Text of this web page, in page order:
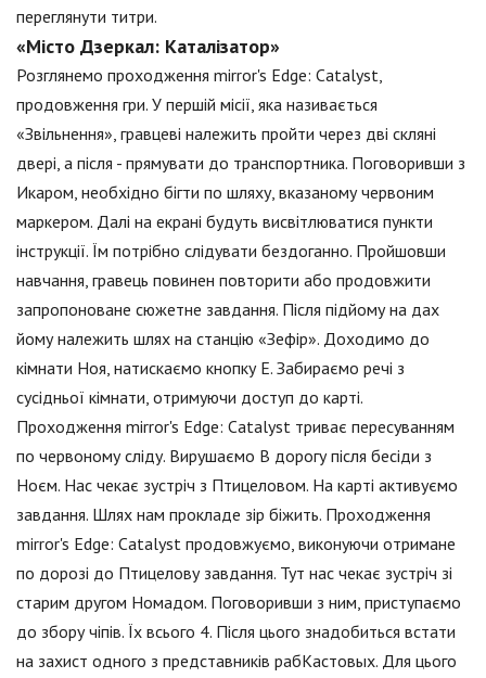
переглянути титри.
«Місто Дзеркал: Каталізатор»
Розглянемо проходження mirror's Edge: Catalyst,
продовження гри. У першій місії, яка називається
«Звільнення», гравцеві належить пройти через дві скляні
двері, а після - прямувати до транспортника. Поговоривши з
Икаром, необхідно бігти по шляху, вказаному червоним
маркером. Далі на екрані будуть висвітлюватися пункти
інструкції. Їм потрібно слідувати бездоганно. Пройшовши
навчання, гравець повинен повторити або продовжити
запропоноване сюжетне завдання. Після підйому на дах
йому належить шлях на станцію «Зефір». Доходимо до
кімнати Ноя, натискаємо кнопку Е. Забираємо речі з
сусідньої кімнати, отримуючи доступ до карті.
Проходження mirror's Edge: Catalyst триває пересуванням
по червоному сліду. Вирушаємо В дорогу після бесіди з
Ноєм. Нас чекає зустріч з Птицеловом. На карті активуємо
завдання. Шлях нам прокладе зір біжить. Проходження
mirror's Edge: Catalyst продовжуємо, виконуючи отримане
по дорозі до Птицелову завдання. Тут нас чекає зустріч зі
старим другом Номадом. Поговоривши з ним, приступаємо
до збору чіпів. Їх всього 4. Після цього знадобиться встати
на захист одного з представників рабКастовых. Для цього